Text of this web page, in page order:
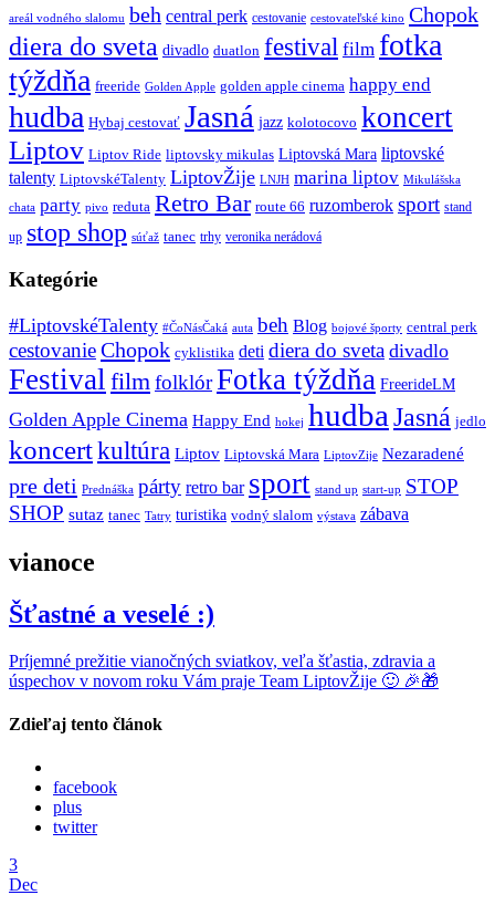
areál vodného slalomu beh central perk cestovanie cestovateľské kino Chopok
diera do sveta divadlo duatlon festival film fotka
týždňa freeride Golden Apple golden apple cinema happy end
hudba Hybaj cestovať Jasná jazz kolotocovo koncert
Liptov Liptov Ride liptovsky mikulas Liptovská Mara liptovské
talenty LiptovskéTalenty LiptovŽije LNJH marina liptov Mikulášska
chata party pivo reduta Retro Bar route 66 ruzomberok sport stand
up stop shop súťaž tanec trhy veronika nerádová
Kategórie
#LiptovskéTalenty #ČoNásČaká auta beh Blog bojové športy central perk
cestovanieChopok cyklistika deti diera do sveta divadlo
Festival filmfolklórFotka týždňa FreerideLM
Golden Apple Cinema Happy End hokej hudba Jasná jedlo
koncertkultúra Liptov Liptovská Mara LiptovZije Nezaradené
pre deti Prednáška párty retro bar sport stand up start-up STOP
SHOP sutaz tanec Tatry turistika vodný slalom výstava zábava
vianoce
Šťastné a veselé :)
Príjemné prežitie vianočných sviatkov, veľa šťastia, zdravia a
úspechov v novom roku Vám praje Team LiptovŽije 🙂 🎉🎁
Zdieľaj tento článok
facebook
plus
twitter
3
Dec